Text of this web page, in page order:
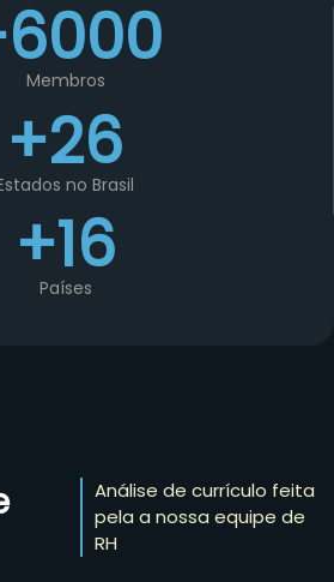
Membros
+26
no Brasil
+16
Países
Análise de currículo feita
pela a nossa equipe de
RH